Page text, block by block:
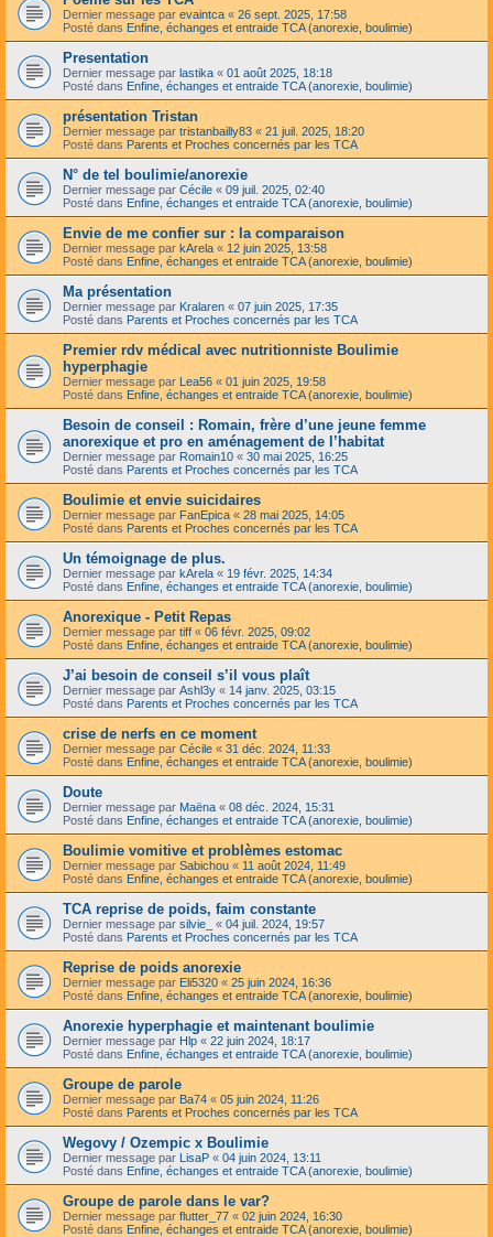
Dernier message par evaintca « 26 sept. 2025, 17:58
Posté dans Enfine, échanges et entraide TCA (anorexie, boulimie)
Presentation
Dernier message par lastika « 01 août 2025, 18:18
Posté dans Enfine, échanges et entraide TCA (anorexie, boulimie)
présentation Tristan
Dernier message par tristanbailly83 « 21 juil. 2025, 18:20
Posté dans Parents et Proches concernés par les TCA
N° de tel boulimie/anorexie
Dernier message par Cécile « 09 juil. 2025, 02:40
Posté dans Enfine, échanges et entraide TCA (anorexie, boulimie)
Envie de me confier sur : la comparaison
Dernier message par kArela « 12 juin 2025, 13:58
Posté dans Enfine, échanges et entraide TCA (anorexie, boulimie)
Ma présentation
Dernier message par Kralaren « 07 juin 2025, 17:35
Posté dans Parents et Proches concernés par les TCA
Premier rdv médical avec nutritionniste Boulimie
hyperphagie
Dernier message par Lea56 « 01 juin 2025, 19:58
Posté dans Enfine, échanges et entraide TCA (anorexie, boulimie)
Besoin de conseil : Romain, frère d’une jeune femme
anorexique et pro en aménagement de l’habitat
Dernier message par Romain10 « 30 mai 2025, 16:25
Posté dans Parents et Proches concernés par les TCA
Boulimie et envie suicidaires
Dernier message par FanEpica « 28 mai 2025, 14:05
Posté dans Parents et Proches concernés par les TCA
Un témoignage de plus.
Dernier message par kArela « 19 févr. 2025, 14:34
Posté dans Enfine, échanges et entraide TCA (anorexie, boulimie)
Anorexique - Petit Repas
Dernier message par tiff « 06 févr. 2025, 09:02
Posté dans Enfine, échanges et entraide TCA (anorexie, boulimie)
J’ai besoin de conseil s’il vous plaît
Dernier message par Ashl3y « 14 janv. 2025, 03:15
Posté dans Parents et Proches concernés par les TCA
crise de nerfs en ce moment
Dernier message par Cécile « 31 déc. 2024, 11:33
Posté dans Enfine, échanges et entraide TCA (anorexie, boulimie)
Doute
Dernier message par Maëna « 08 déc. 2024, 15:31
Posté dans Enfine, échanges et entraide TCA (anorexie, boulimie)
Boulimie vomitive et problèmes estomac
Dernier message par Sabichou « 11 août 2024, 11:49
Posté dans Enfine, échanges et entraide TCA (anorexie, boulimie)
TCA reprise de poids, faim constante
Dernier message par silvie_ « 04 juil. 2024, 19:57
Posté dans Parents et Proches concernés par les TCA
Reprise de poids anorexie
Dernier message par Eli5320 « 25 juin 2024, 16:36
Posté dans Enfine, échanges et entraide TCA (anorexie, boulimie)
Anorexie hyperphagie et maintenant boulimie
Dernier message par Hlp « 22 juin 2024, 18:17
Posté dans Enfine, échanges et entraide TCA (anorexie, boulimie)
Groupe de parole
Dernier message par Ba74 « 05 juin 2024, 11:26
Posté dans Parents et Proches concernés par les TCA
Wegovy / Ozempic x Boulimie
Dernier message par LisaP « 04 juin 2024, 13:11
Posté dans Enfine, échanges et entraide TCA (anorexie, boulimie)
Groupe de parole dans le var?
Dernier message par flutter_77 « 02 juin 2024, 16:30
Posté dans Enfine, échanges et entraide TCA (anorexie, boulimie)